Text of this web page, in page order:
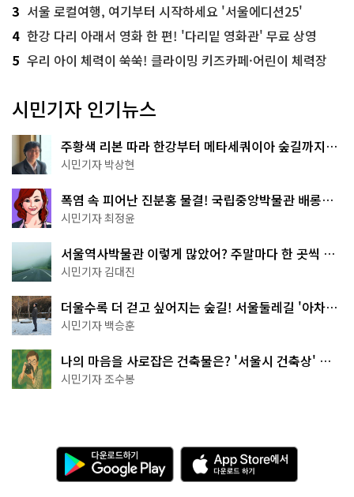
3 서울 로컬여행, 여기부터 시작하세요 '서울에디션25'
4 한강 다리 아래서 영화 한 편! '다리밑 영화관' 무료 상영
5 우리 아이 체력이 쑥쑥! 클라이밍 키즈카페·어린이 체력장
시민기자 인기뉴스
주황색 리본 따라 한강부터 메타세쿼이아 숲길까지…
서울둘레길 15코스
시민기자 박상현
폭염 속 피어난 진분홍 물결! 국립중앙박물관 배롱나
무 명소
시민기자 최정윤
서울역사박물관 이렇게 많았어? 주말마다 한 곳씩 떠
나는 역사 산책
시민기자 김대진
더울수록 더 걷고 싶어지는 숲길! 서울둘레길 '아차산
코스'
시민기자 백승훈
나의 마음을 사로잡은 건축물은? '서울시 건축상' 수
상작 공개!
시민기자 조수봉
다
운
로
A
p
p